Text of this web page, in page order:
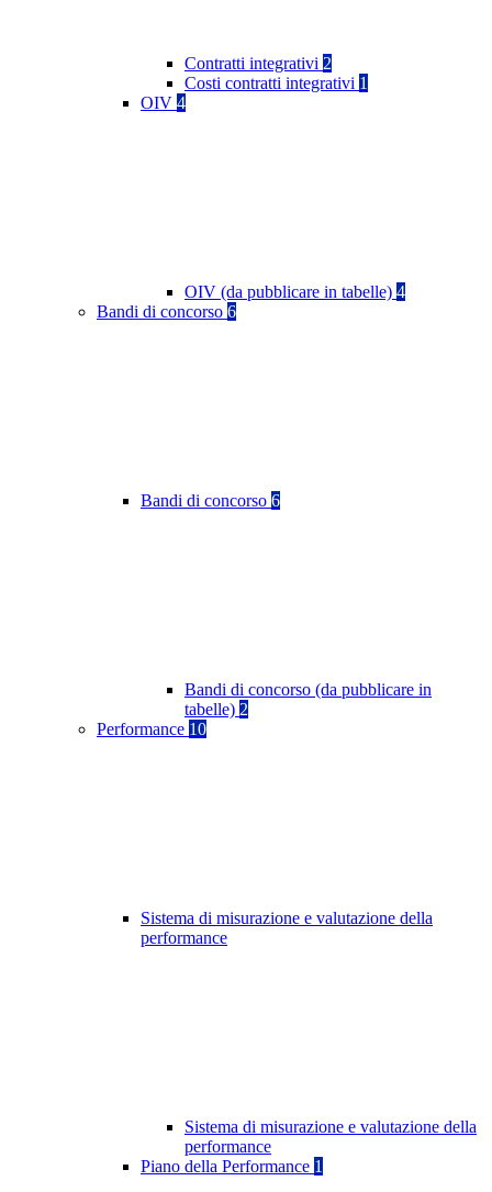
Contratti integrativi 2
Costi contratti integrativi 1
OIV 4
OIV (da pubblicare in tabelle) 4
Bandi di concorso 6
Bandi di concorso 6
Bandi di concorso (da pubblicare in
tabelle) 2
Performance 10
Sistema di misurazione e valutazione della
performance
Sistema di misurazione e valutazione della
performance
Piano della Performance 1